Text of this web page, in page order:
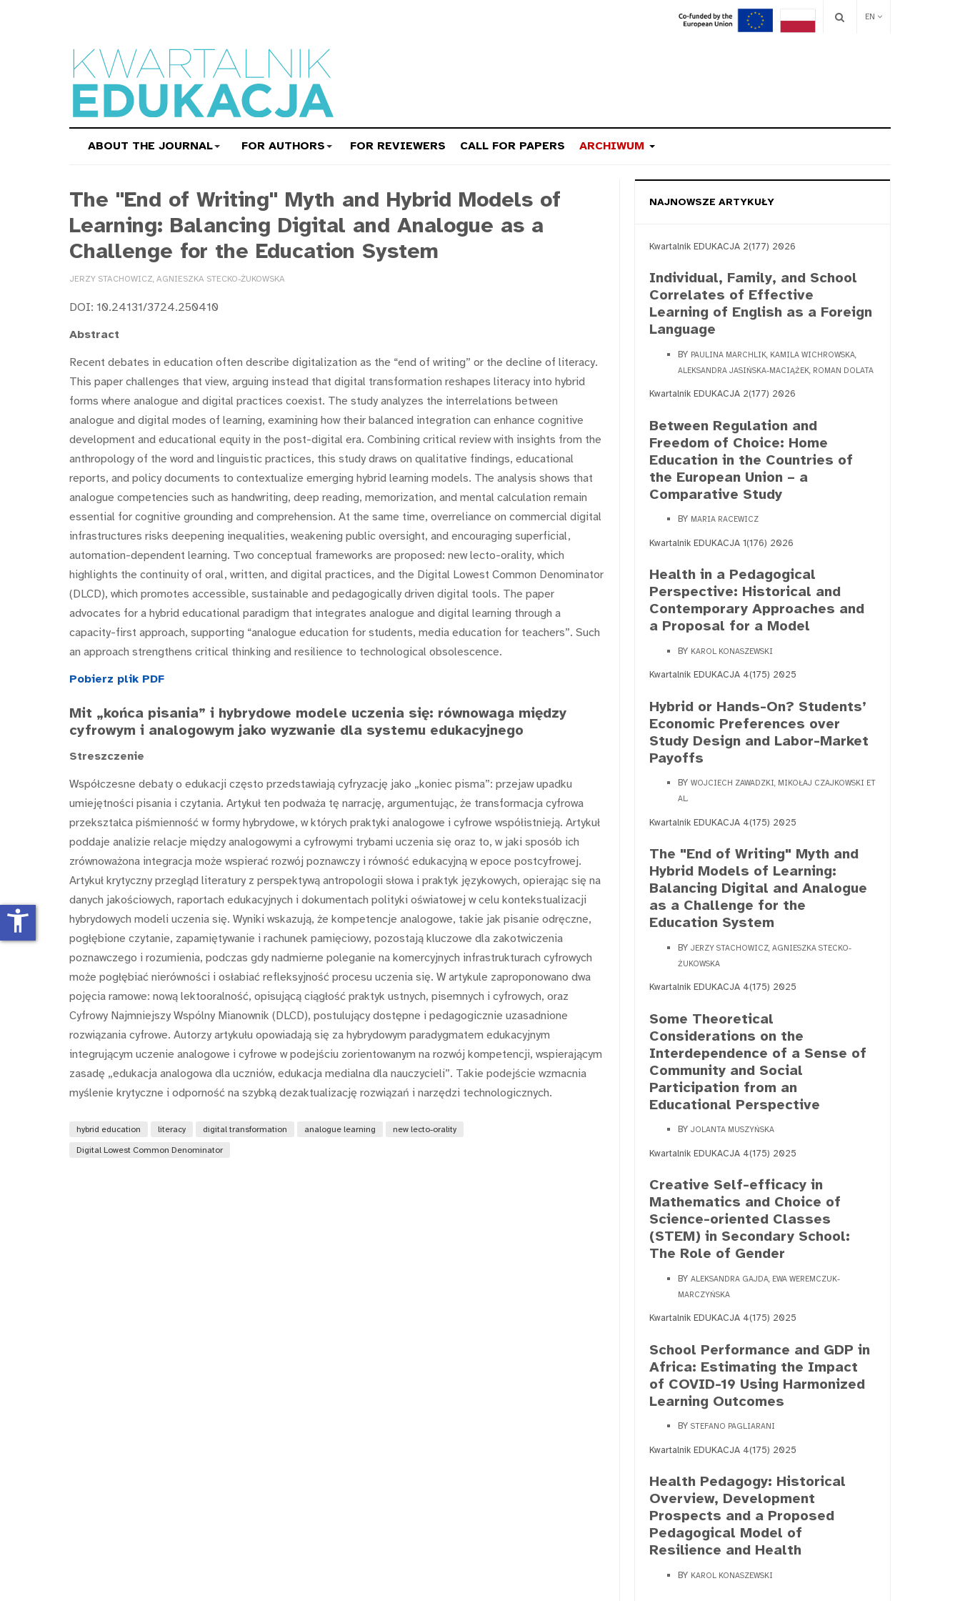
EN
ABOUT THE JOURNAL FOR AUTHORS FOR REVIEWERS CALL FOR PAPERS ARCHIWUM
The "End of Writing" Myth and Hybrid Models of
Learning: Balancing Digital and Analogue as a
Challenge for the Education System
JERZY STACHOWICZ, AGNIESZKA STECKO-ŻUKOWSKA
DOI: 10.24131/3724.250410
Abstract
Recent debates in education often describe digitalization as the “end of writing” or the decline of literacy.
This paper challenges that view, arguing instead that digital transformation reshapes literacy into hybrid
forms where analogue and digital practices coexist. The study analyzes the interrelations between
analogue and digital modes of learning, examining how their balanced integration can enhance cognitive
development and educational equity in the post-digital era. Combining critical review with insights from the
anthropology of the word and linguistic practices, this study draws on qualitative findings, educational
reports, and policy documents to contextualize emerging hybrid learning models. The analysis shows that
analogue competencies such as handwriting, deep reading, memorization, and mental calculation remain
essential for cognitive grounding and comprehension. At the same time, overreliance on commercial digital
infrastructures risks deepening inequalities, weakening public oversight, and encouraging superficial,
automation-dependent learning. Two conceptual frameworks are proposed: new lecto-orality, which
highlights the continuity of oral, written, and digital practices, and the Digital Lowest Common Denominator
(DLCD), which promotes accessible, sustainable and pedagogically driven digital tools. The paper
advocates for a hybrid educational paradigm that integrates analogue and digital learning through a
capacity-first approach, supporting “analogue education for students, media education for teachers”. Such
an approach strengthens critical thinking and resilience to technological obsolescence.
Pobierz plik PDF
Mit „końca pisania” i hybrydowe modele uczenia się: równowaga między
cyfrowym i analogowym jako wyzwanie dla systemu edukacyjnego
Streszczenie
Współczesne debaty o edukacji często przedstawiają cyfryzację jako „koniec pisma”: przejaw upadku
umiejętności pisania i czytania. Artykuł ten podważa tę narrację, argumentując, że transformacja cyfrowa
przekształca piśmienność w formy hybrydowe, w których praktyki analogowe i cyfrowe współistnieją. Artykuł
poddaje analizie relacje między analogowymi a cyfrowymi trybami uczenia się oraz to, w jaki sposób ich
zrównoważona integracja może wspierać rozwój poznawczy i równość edukacyjną w epoce postcyfrowej.
Artykuł krytyczny przegląd literatury z perspektywą antropologii słowa i praktyk językowych, opierając się na
danych jakościowych, raportach edukacyjnych i dokumentach polityki oświatowej w celu kontekstualizacji
hybrydowych modeli uczenia się. Wyniki wskazują, że kompetencje analogowe, takie jak pisanie odręczne,
pogłębione czytanie, zapamiętywanie i rachunek pamięciowy, pozostają kluczowe dla zakotwiczenia
poznawczego i rozumienia, podczas gdy nadmierne poleganie na komercyjnych infrastrukturach cyfrowych
może pogłębiać nierówności i osłabiać refleksyjność procesu uczenia się. W artykule zaproponowano dwa
pojęcia ramowe: nową lektooralność, opisującą ciągłość praktyk ustnych, pisemnych i cyfrowych, oraz
Cyfrowy Najmniejszy Wspólny Mianownik (DLCD), postulujący dostępne i pedagogicznie uzasadnione
rozwiązania cyfrowe. Autorzy artykułu opowiadają się za hybrydowym paradygmatem edukacyjnym
integrującym uczenie analogowe i cyfrowe w podejściu zorientowanym na rozwój kompetencji, wspierającym
zasadę „edukacja analogowa dla uczniów, edukacja medialna dla nauczycieli”. Takie podejście wzmacnia
myślenie krytyczne i odporność na szybką dezaktualizację rozwiązań i narzędzi technologicznych.
hybrid education literacy digital transformation analogue learning new lecto-orality
Digital Lowest Common Denominator
NAJNOWSZE ARTYKUŁY
Kwartalnik EDUKACJA 2(177) 2026
Individual, Family, and School
Correlates of Effective
Learning of English as a Foreign
Language
BY PAULINA MARCHLIK, KAMILA WICHROWSKA,
ALEKSANDRA JASIŃSKA-MACIĄŻEK, ROMAN DOLATA
Kwartalnik EDUKACJA 2(177) 2026
Between Regulation and
Freedom of Choice: Home
Education in the Countries of
the European Union – a
Comparative Study
BY MARIA RACEWICZ
Kwartalnik EDUKACJA 1(176) 2026
Health in a Pedagogical
Perspective: Historical and
Contemporary Approaches and
a Proposal for a Model
BY KAROL KONASZEWSKI
Kwartalnik EDUKACJA 4(175) 2025
Hybrid or Hands-On? Students’
Economic Preferences over
Study Design and Labor-Market
Payoffs
BY WOJCIECH ZAWADZKI, MIKOŁAJ CZAJKOWSKI ET
AL.
Kwartalnik EDUKACJA 4(175) 2025
The "End of Writing" Myth and
Hybrid Models of Learning:
Balancing Digital and Analogue
as a Challenge for the
Education System
BY JERZY STACHOWICZ, AGNIESZKA STECKO-
ŻUKOWSKA
Kwartalnik EDUKACJA 4(175) 2025
Some Theoretical
Considerations on the
Interdependence of a Sense of
Community and Social
Participation from an
Educational Perspective
BY JOLANTA MUSZYŃSKA
Kwartalnik EDUKACJA 4(175) 2025
Creative Self-efficacy in
Mathematics and Choice of
Science-oriented Classes
(STEM) in Secondary School:
The Role of Gender
BY ALEKSANDRA GAJDA, EWA WEREMCZUK-
MARCZYŃSKA
Kwartalnik EDUKACJA 4(175) 2025
School Performance and GDP in
Africa: Estimating the Impact
of COVID-19 Using Harmonized
Learning Outcomes
BY STEFANO PAGLIARANI
Kwartalnik EDUKACJA 4(175) 2025
Health Pedagogy: Historical
Overview, Development
Prospects and a Proposed
Pedagogical Model of
Resilience and Health
BY KAROL KONASZEWSKI
accessibility_new